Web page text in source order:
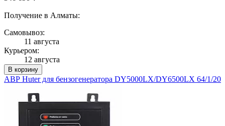
Получение в Алматы:
Самовывоз:
11 августа
Курьером:
12 августа
В корзину
АВР Huter для бензогенератора DY5000LX/DY6500LX 64/1/20